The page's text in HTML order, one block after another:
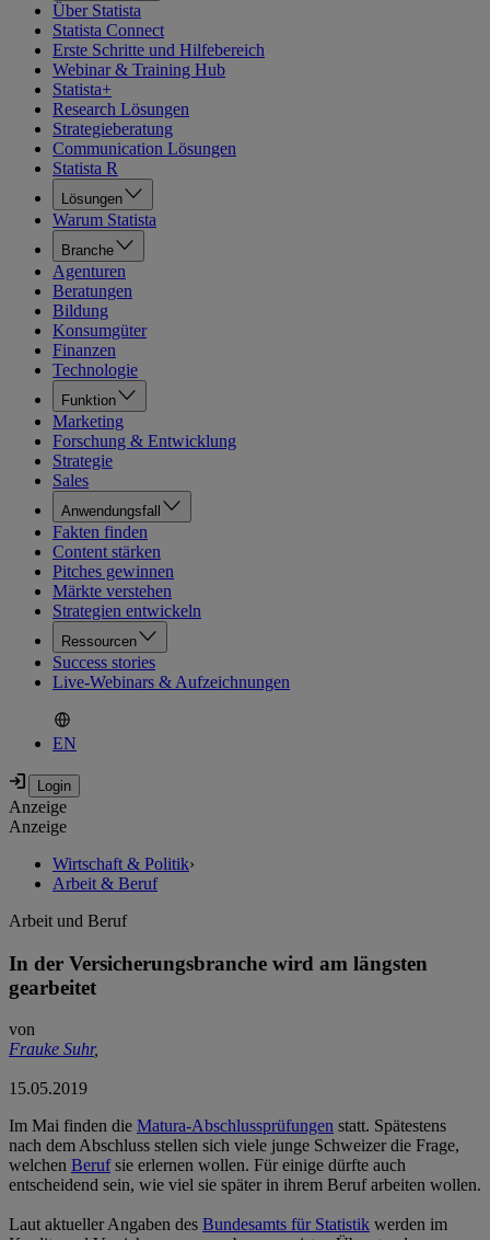
Über Statista
Statista Connect
Erste Schritte und Hilfebereich
Webinar & Training Hub
Statista+
Research Lösungen
Strategieberatung
Communication Lösungen
Statista R
Lösungen
Warum Statista
Branche
Agenturen
Beratungen
Bildung
Konsumgüter
Finanzen
Technologie
Funktion
Marketing
Forschung & Entwicklung
Strategie
Sales
Anwendungsfall
Fakten finden
Content stärken
Pitches gewinnen
Märkte verstehen
Strategien entwickeln
Ressourcen
Success stories
Live-Webinars & Aufzeichnungen
EN
Anzeige
Anzeige
Wirtschaft & Politik›
Arbeit & Beruf
Arbeit und Beruf
In der Versicherungsbranche wird am längsten
gearbeitet
von
Frauke Suhr,
15.05.2019
Im Mai finden die Matura-Abschlussprüfungen statt. Spätestens
nach dem Abschluss stellen sich viele junge Schweizer die Frage,
welchen Berufsie erlernen wollen. Für einige dürfte auch
entscheidend sein, wie viel sie später in ihrem Beruf arbeiten wollen.
Laut aktueller Angaben des Bundesamts für Statistik werden im